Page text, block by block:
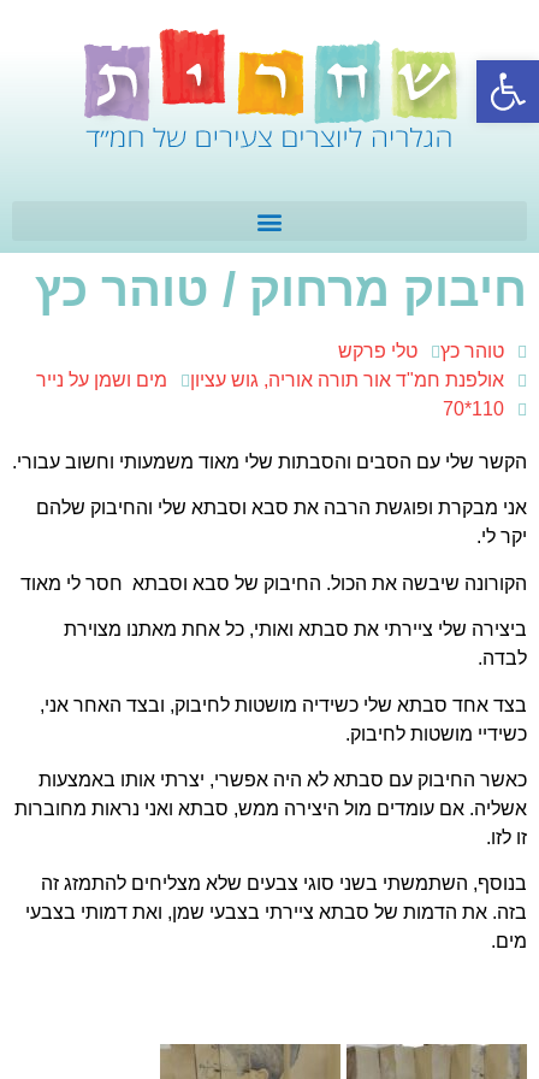
פתח סרגל נגישות
חיבוק מרחוק / טוהר כץ
טוהר כץ
טלי פרקש
אולפנת חמ"ד אור תורה אוריה, גוש עציון
מים ושמן על נייר
110*70
הקשר שלי עם הסבים והסבתות שלי מאוד משמעותי וחשוב עבורי.
אני מבקרת ופוגשת הרבה את סבא וסבתא שלי והחיבוק שלהם
יקר לי.
הקורונה שיבשה את הכול. החיבוק של סבא וסבתא חסר לי מאוד
ביצירה שלי ציירתי את סבתא ואותי, כל אחת מאתנו מצוירת
לבדה.
בצד אחד סבתא שלי כשידיה מושטות לחיבוק, ובצד האחר אני,
כשידיי מושטות לחיבוק.
כאשר החיבוק עם סבתא לא היה אפשרי, יצרתי אותו באמצעות
אשליה. אם עומדים מול היצירה ממש, סבתא ואני נראות מחוברות
זו לזו.
בנוסף, השתמשתי בשני סוגי צבעים שלא מצליחים להתמזג זה
בזה. את הדמות של סבתא ציירתי בצבעי שמן, ואת דמותי בצבעי
מים.